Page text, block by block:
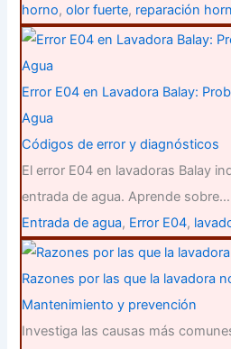
horno,olor fuerte, reparación
Error E04 en Lavadora Balay:
Agua
Códigos de error y diagnósticos
El error E04 en lavadoras Balay
entrada de agua. Aprende sobre…
Entrada de agua, Error E04,
Razones por las que la lavadora
Mantenimiento y prevención
Investiga las causas más